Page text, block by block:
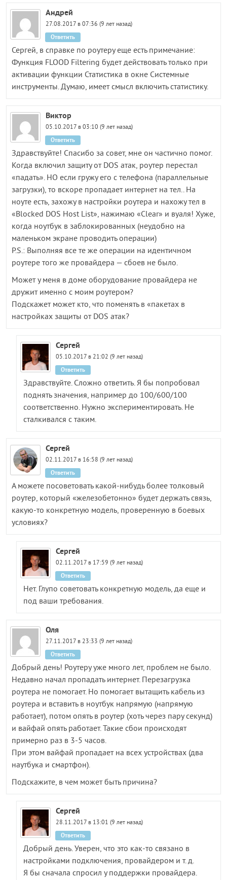
Андрей
27.08.2017 в 07:36 (9 лет назад)
Сергей, в справке по роутеру еще есть примечание:
Функция FLOOD Filtering будет действовать только при
активации функции Статистика в окне Системные
инструменты. Думаю, имеет смысл включить статистику.
Ответить
Виктор
05.10.2017 в 03:10 (9 лет назад)
Здравствуйте! Спасибо за совет, мне он частично помог.
Когда включил защиту от DOS атак, роутер перестал
«падать». НО если гружу его с телефона (параллельные
загрузки), то вскоре пропадает интернет на тел.. На
ноуте есть, захожу в настройки роутера и нахожу тел в
«Blocked DOS Host List», нажимаю «Clear» и вуаля! Хуже,
когда ноутбук в заблокированных (неудобно на
маленьком экране проводить операции)
P.S.: Выполняя все те же операции на идентичном
роутере того же провайдера — сбоев не было.
Может у меня в доме оборудование провайдера не
дружит именно с моим роутером?
Подскажет может кто, что поменять в «пакетах в
настройках защиты от DOS атак?
Ответить
Сергей
05.10.2017 в 21:02 (9 лет назад)
Здравствуйте. Сложно ответить. Я бы попробовал
поднять значения, например до 100/600/100
соответственно. Нужно экспериментировать. Не
сталкивался с таким.
Ответить
Сергей
02.11.2017 в 16:58 (9 лет назад)
А можете посоветовать какой-нибудь более толковый
роутер, который «железобетонно» будет держать связь,
какую-то конкретную модель, проверенную в боевых
условиях?
Ответить
Сергей
02.11.2017 в 17:59 (9 лет назад)
Нет. Глупо советовать конкретную модель, да еще и
под ваши требования.
Ответить
Оля
27.11.2017 в 23:33 (9 лет назад)
Добрый день! Роутеру уже много лет, проблем не было.
Недавно начал пропадать интернет. Перезагрузка
роутера не помогает. Но помогает вытащить кабель из
роутера и вставить в ноутбук напрямую (напрямую
работает), потом опять в роутер (хоть через пару секунд)
и вайфай опять работает. Такие сбои происходят
примерно раз в 3-5 часов.
При этом вайфай пропадает на всех устройствах (два
наутбука и смартфон).
Подскажите, в чем может быть причина?
Ответить
Сергей
28.11.2017 в 13:01 (9 лет назад)
Добрый день. Уверен, что это как-то связано в
настройками подключения, провайдером и т. д.
Я бы сначала спросил у поддержки провайдера.
Ответить